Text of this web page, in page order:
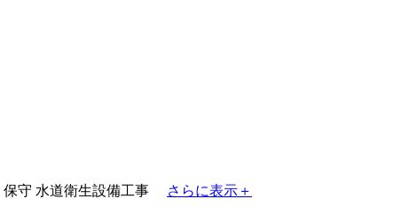
保守 水道衛生設備工事 さらに表示＋